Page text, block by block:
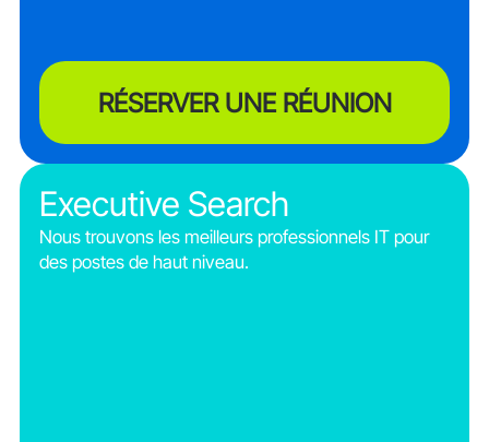
RÉSERVER UNE RÉUNION
Executive Search
Nous trouvons les meilleurs professionnels IT pour
des postes de haut niveau.